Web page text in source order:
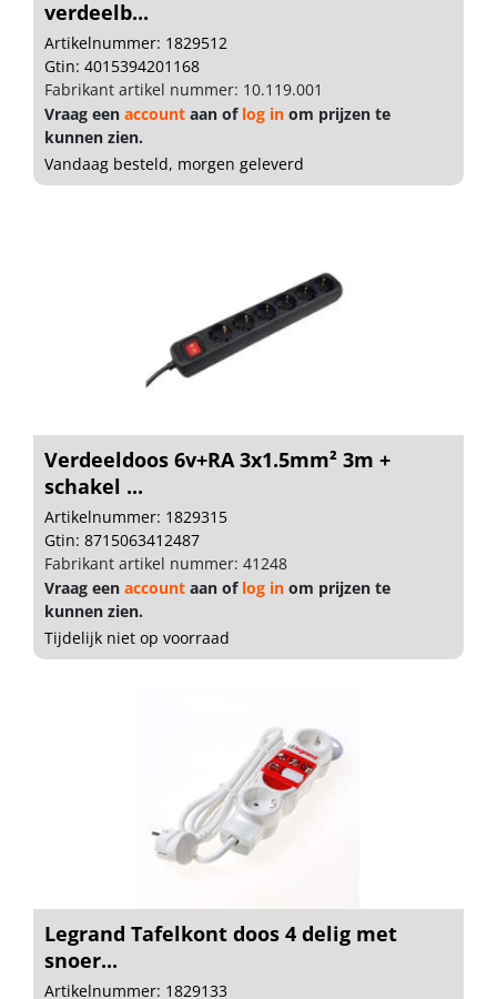
verdeelb...
Artikelnummer: 1829512
Gtin: 4015394201168
Fabrikant artikel nummer: 10.119.001
Vraag een account aan of log in om prijzen te
kunnen zien.
Vandaag besteld, morgen geleverd
Verdeeldoos 6v+RA 3x1.5mm² 3m +
schakel ...
Artikelnummer: 1829315
Gtin: 8715063412487
Fabrikant artikel nummer: 41248
Vraag een account aan of log in om prijzen te
kunnen zien.
Tijdelijk niet op voorraad
Legrand Tafelkont doos 4 delig met
snoer...
Artikelnummer: 1829133